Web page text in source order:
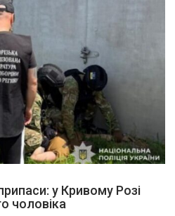
у Кривому Розі
чоловіка